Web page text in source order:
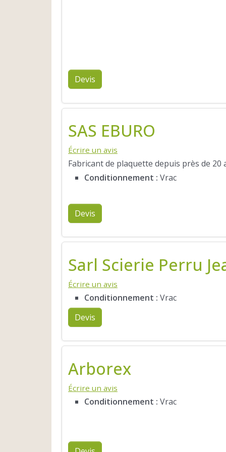
Devis
SAS EBURO
Écrire un avis
Fabricant de plaquette depuis près de 20
Conditionnement : Vrac
Devis
Sarl Scierie Perru
Écrire un avis
Conditionnement : Vrac
Devis
Arborex
Écrire un avis
Conditionnement : Vrac